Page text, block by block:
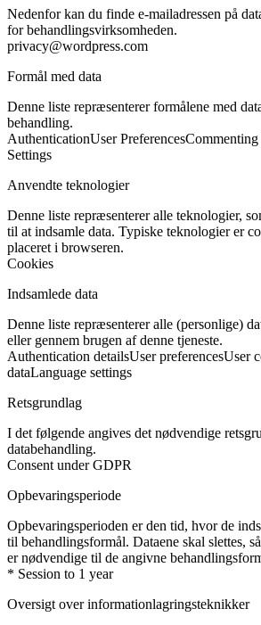
Nedenfor kan du finde e-mailadressen på
for behandlingsvirksomheden.
privacy@wordpress.com
Formål med data
Denne liste repræsenterer formålene med
behandling.
AuthenticationUser Preferences
Settings
Anvendte teknologier
Denne liste repræsenterer alle teknologier,
til at indsamle data. Typiske teknologier er
placeret i browseren.
Cookies
Indsamlede data
Denne liste repræsenterer alle (personlige)
eller gennem brugen af denne tjeneste.
Authentication detailsUser preferencesUser
dataLanguage settings
Retsgrundlag
I det følgende angives det nødvendige
databehandling.
Consent under GDPR
Opbevaringsperiode
Opbevaringsperioden er den tid, hvor de
til behandlingsformål. Dataene skal slettes,
er nødvendige til de angivne
* Session to 1 year
Oversigt over informationlagringsteknikker